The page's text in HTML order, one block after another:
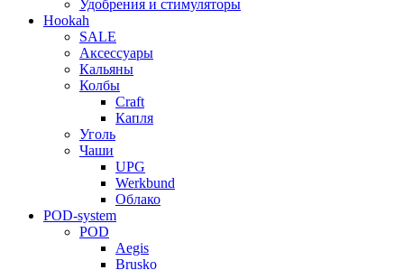
Удобрения и стимуляторы
Hookah
SALE
Аксессуары
Кальяны
Колбы
Craft
Капля
Уголь
Чаши
UPG
Werkbund
Облако
POD-system
POD
Aegis
Brusko